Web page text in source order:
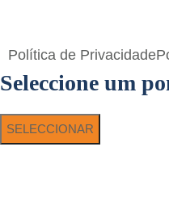
Política de Privacidade
Seleccione um
SELECCIONAR